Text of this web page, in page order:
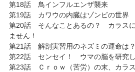
第18話 鳥インフルエンザ襲来
第19話 カワウの内臓はゾンビの世界
第20話 そんなことあるの？ カラスに
ません！
第21話 解剖実習用のネズミの運命は？
第22話 センセイ！ ウマの脳を研究し
第23話 Ｃｒｏｗ（苦労）の末、カラ